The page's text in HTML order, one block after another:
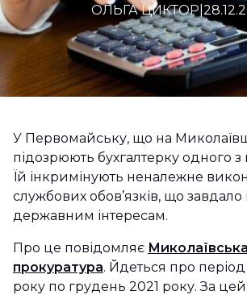
ОЛЬГА ЦИКТОР
У Первомайську, що на
підозрюють бухгалтерку одного з
Їй інкримінують неналежне
службових обов’язків, що завдало
державним інтересам.
Про це повідомляє
прокуратура. Йдеться про період
року по грудень 2021 року. За цей